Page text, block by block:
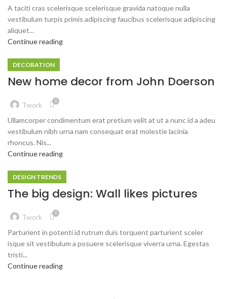
A taciti cras scelerisque scelerisque gravida natoque nulla
vestibulum turpis primis adipiscing faucibus scelerisque adipiscing
aliquet...
Continue reading
DECORATION
New home decor from John Doerson
Twork 0
Ullamcorper condimentum erat pretium velit at ut a nunc id a adeu
vestibulum nibh urna nam consequat erat molestie lacinia
rhoncus. Nis...
Continue reading
DESIGN TRENDS
The big design: Wall likes pictures
Twork 0
Parturient in potenti id rutrum duis torquent parturient sceler
isque sit vestibulum a posuere scelerisque viverra urna. Egestas
tristi...
Continue reading